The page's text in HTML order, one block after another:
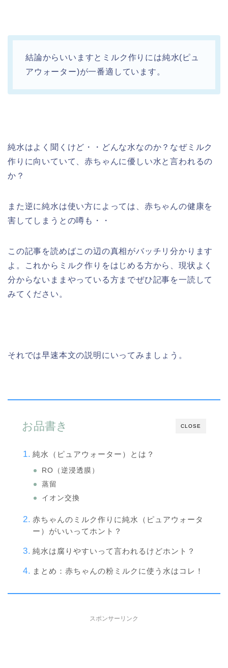
結論からいいますとミルク作りには純水(ピュ
アウォーター)が一番適しています。
純水はよく聞くけど・・どんな水なのか？なぜミルク
作りに向いていて、赤ちゃんに優しい水と言われるの
か？
また逆に純水は使い方によっては、赤ちゃんの健康を
害してしまうとの噂も・・
この記事を読めばこの辺の真相がバッチリ分かります
よ。これからミルク作りをはじめる方から、現状よく
分からないままやっている方までぜひ記事を一読して
みてください。
それでは早速本文の説明にいってみましょう。
CLOSE
お品書き
純水（ピュアウォーター）とは？
RO（逆浸透膜）
蒸留
イオン交換
赤ちゃんのミルク作りに純水（ピュアウォータ
ー）がいいってホント？
純水は腐りやすいって言われるけどホント？
まとめ：赤ちゃんの粉ミルクに使う水はコレ！
スポンサーリンク